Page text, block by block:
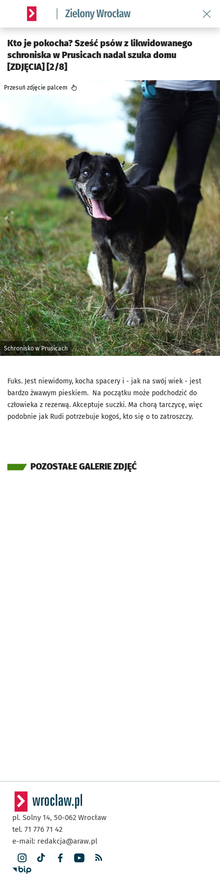
Serwis informacyjny wroclaw.pl podserwis: Środowisko we
Kto je pokocha? Sześć psów z likwidowanego
schroniska w Prusicach nadal szuka domu
[ZDJĘCIA] [2/8]
Schronisko w Prusicach
Przesuń zdjęcie palcem
Fuks. Jest niewidomy, kocha spacery i - jak na swój wiek - jest
bardzo żwawym pieskiem. Na początku może podchodzić do
człowieka z rezerwą. Akceptuje suczki. Ma chorą tarczycę, więc
podobnie jak Rudi potrzebuje kogoś, kto się o to zatroszczy.
POZOSTAŁE GALERIE ZDJĘĆ
pl. Solny 14, 50-062 Wrocław
tel. 71 776 71 42
e-mail: redakcja@araw.pl